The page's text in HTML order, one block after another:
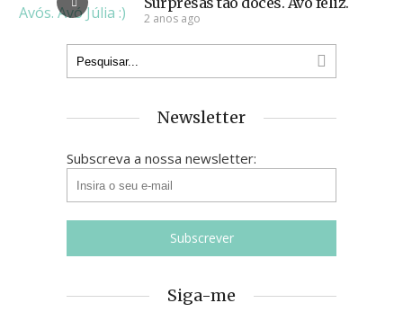
2 anos ago
Newsletter
Subscreva a nossa newsletter:
Siga-me